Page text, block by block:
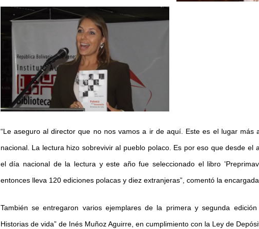
“Le aseguro al director que no nos vamos a ir de aquí. Este es el lugar más
nacional. La lectura hizo sobrevivir al pueblo polaco. Es por eso que desde el
el día nacional de la lectura y este año fue seleccionado el libro
entonces lleva 120 ediciones polacas y diez extranjeras”, comentó la
También se entregaron varios ejemplares de la primera y segunda edición
Historias de vida” de Inés Muñoz Aguirre, en cumplimiento con la Ley de